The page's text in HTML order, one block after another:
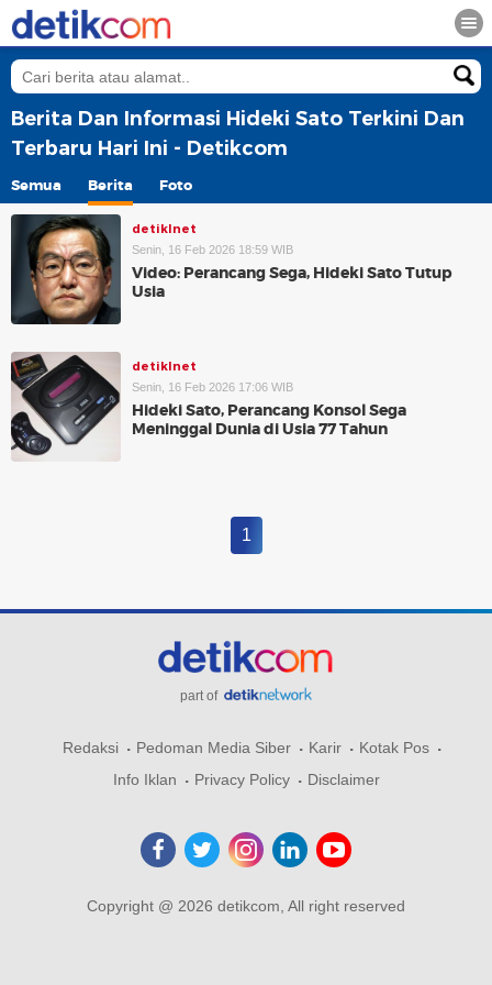
Berita Dan Informasi Hideki Sato Terkini Dan
Terbaru Hari Ini - Detikcom
Semua Berita Foto
detikInet
Senin, 16 Feb 2026 18:59 WIB
Video: Perancang Sega, Hideki Sato Tutup
Usia
detikInet
Senin, 16 Feb 2026 17:06 WIB
Hideki Sato, Perancang Konsol Sega
Meninggal Dunia di Usia 77 Tahun
1
part of
Redaksi Pedoman Media Siber Karir
Kotak Pos
Info Iklan
Privacy Policy Disclaimer
Copyright @ 2026 detikcom, All right reserved